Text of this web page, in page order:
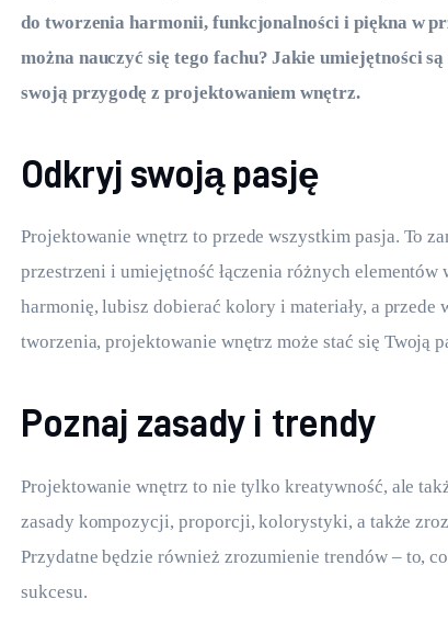
do tworzenia harmonii, funkcjonalności i piękna w
można nauczyć się tego fachu? Jakie umiejętności
swoją przygodę z projektowaniem wnętrz.
Odkryj swoją pasję
Projektowanie wnętrz to przede wszystkim pasja. To
przestrzeni i umiejętność łączenia różnych elementów
harmonię, lubisz dobierać kolory i materiały, a przede
tworzenia, projektowanie wnętrz może stać się Twoją
Poznaj zasady i trendy
Projektowanie wnętrz to nie tylko kreatywność, ale
zasady kompozycji, proporcji, kolorystyki, a także
Przydatne będzie również zrozumienie trendów – to,
sukcesu.